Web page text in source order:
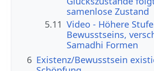
samenlose Zustand
5.11 Video - Höhere
Bewusstseins,
Samadhi Formen
6 Existenz/Bewusstsein